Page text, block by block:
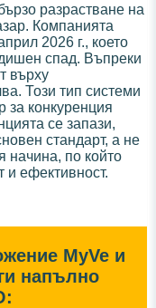
разрастване на
Компанията
2026 г., което
спад. Въпреки
върху
Този тип системи
за конкуренция
се запази,
стандарт, а не
начина, по който
и ефективност.
MyVe и
напълно